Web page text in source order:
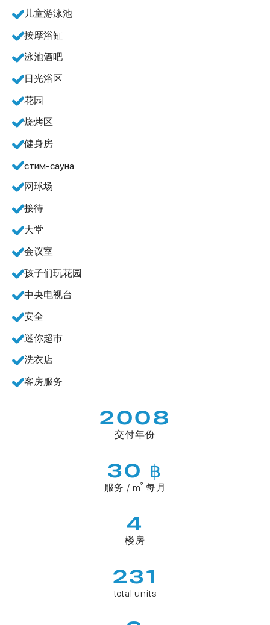
儿童游泳池
按摩浴缸
泳池酒吧
日光浴区
花园
烧烤区
健身房
стим-сауна
网球场
接待
大堂
会议室
孩子们玩花园
中央电视台
安全
迷你超市
洗衣店
客房服务
2008
交付年份
30 ฿
服务 / m² 每月
4
楼房
231
total units